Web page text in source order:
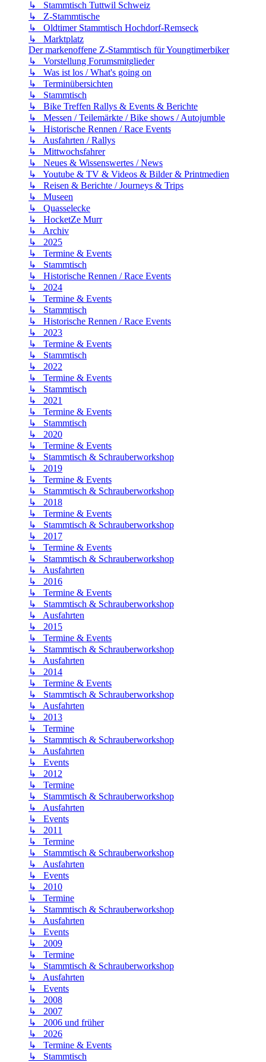
↳ Stammtisch Tuttwil Schweiz
↳ Z-Stammtische
↳ Oldtimer Stammtisch Hochdorf-Remseck
↳ Marktplatz
Der markenoffene Z-Stammtisch für Youngtimerbiker
↳ Vorstellung Forumsmitglieder
↳ Was ist los / What's going on
↳ Terminübersichten
↳ Stammtisch
↳ Bike Treffen Rallys & Events & Berichte
↳ Messen / Teilemärkte / Bike shows / Autojumble
↳ Historische Rennen / Race Events
↳ Ausfahrten / Rallys
↳ Mittwochsfahrer
↳ Neues & Wissenswertes / News
↳ Youtube & TV & Videos & Bilder & Printmedien
↳ Reisen & Berichte / Journeys & Trips
↳ Museen
↳ Quasselecke
↳ HocketZe Murr
↳ Archiv
↳ 2025
↳ Termine & Events
↳ Stammtisch
↳ Historische Rennen / Race Events
↳ 2024
↳ Termine & Events
↳ Stammtisch
↳ Historische Rennen / Race Events
↳ 2023
↳ Termine & Events
↳ Stammtisch
↳ 2022
↳ Termine & Events
↳ Stammtisch
↳ 2021
↳ Termine & Events
↳ Stammtisch
↳ 2020
↳ Termine & Events
↳ Stammtisch & Schrauberworkshop
↳ 2019
↳ Termine & Events
↳ Stammtisch & Schrauberworkshop
↳ 2018
↳ Termine & Events
↳ Stammtisch & Schrauberworkshop
↳ 2017
↳ Termine & Events
↳ Stammtisch & Schrauberworkshop
↳ Ausfahrten
↳ 2016
↳ Termine & Events
↳ Stammtisch & Schrauberworkshop
↳ Ausfahrten
↳ 2015
↳ Termine & Events
↳ Stammtisch & Schrauberworkshop
↳ Ausfahrten
↳ 2014
↳ Termine & Events
↳ Stammtisch & Schrauberworkshop
↳ Ausfahrten
↳ 2013
↳ Termine
↳ Stammtisch & Schrauberworkshop
↳ Ausfahrten
↳ Events
↳ 2012
↳ Termine
↳ Stammtisch & Schrauberworkshop
↳ Ausfahrten
↳ Events
↳ 2011
↳ Termine
↳ Stammtisch & Schrauberworkshop
↳ Ausfahrten
↳ Events
↳ 2010
↳ Termine
↳ Stammtisch & Schrauberworkshop
↳ Ausfahrten
↳ Events
↳ 2009
↳ Termine
↳ Stammtisch & Schrauberworkshop
↳ Ausfahrten
↳ Events
↳ 2008
↳ 2007
↳ 2006 und früher
↳ 2026
↳ Termine & Events
↳ Stammtisch